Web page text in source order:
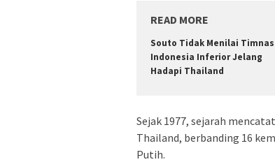
READ MORE
Souto Tidak Menilai Timnas
Indonesia Inferior Jelang
Hadapi Thailand
Sejak 1977, sejarah
Thailand, berbanding 16
Putih.